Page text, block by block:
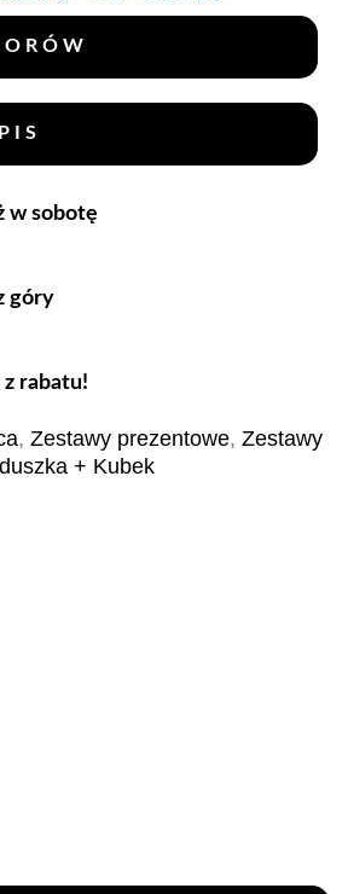
w sobotę
góry
rabatu!
,Zestawy prezentowe,Zestawy
+ Kubek